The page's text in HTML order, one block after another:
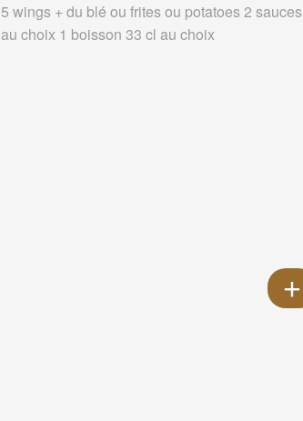
5 wings + du blé ou frites ou potatoes 2 sauces
au choix 1 boisson 33 cl au choix